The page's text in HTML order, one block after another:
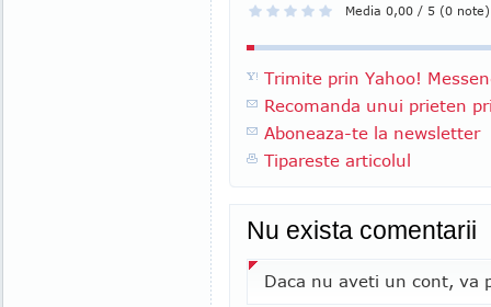
Media 0,00 / 5 (0 note)
Trimite prin Yahoo!
Recomanda unui prieten
Aboneaza-te la newsletter
Tipareste articolul
Nu exista comentarii
Daca nu aveti un cont, va